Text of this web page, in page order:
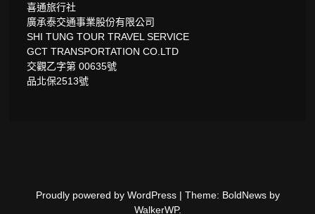
喜通旅行社
廣承泰交通事業股份有限公司
SHI TUNG TOUR TRAVEL SERVICE
GCT TRANSPORTATION CO.LTD
交觀乙字第 00635號
品北保2513號
Proudly powered by WordPress | Theme: BoldNews by
WalkerWP.